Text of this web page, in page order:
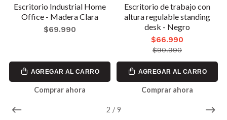
2 / 9
Escritorio Industrial Home
Office - Madera Clara
$69.990
AGREGAR AL CARRO
Comprar ahora
Escritorio de trabajo con
altura regulable standing
desk - Negro
$66.990
$90.990
AGREGAR AL CARRO
Comprar ahora